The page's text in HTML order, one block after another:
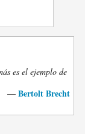
es el ejemplo de
— Bertolt Brecht